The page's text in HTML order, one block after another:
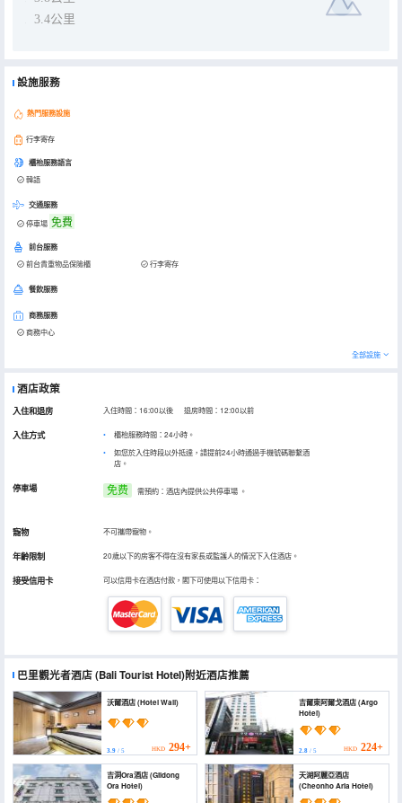
3.4公里
設施服務
熱門服務設施
行李寄存
櫃枱服務語言
韓語
交通服務
停車場 免費
前台服務
前台貴重物品保險櫃 行李寄存
餐飲服務
商務服務
商務中心
全部設施
酒店政策
入住和退房 入住時間：16:00以後 退房時間：12:00以前
入住方式
櫃枱服務時間：24小時。
如您於入住時段以外抵達，請提前24小時通過手機號碼聯繫酒
店。
停車場 免费 需預約：酒店內提供公共停車場 。
寵物 不可攜帶寵物。
年齡限制 20歲以下的房客不得在沒有家長或監護人的情況下入住酒店。
接受信用卡 可以信用卡在酒店付款，閣下可使用以下信用卡：
巴里觀光者酒店(Bali Tourist Hotel)附近酒店推薦
沃爾酒店 (Hotel Wall)
3.9 / 5 HKD 294+
吉爾東阿爾戈酒店 (Argo
Hotel)
2.8/ 5 HKD 224+
吉洞Ora酒店 (Gildong
Ora Hotel)
天湖阿麗亞酒店
(Cheonho Aria Hotel)